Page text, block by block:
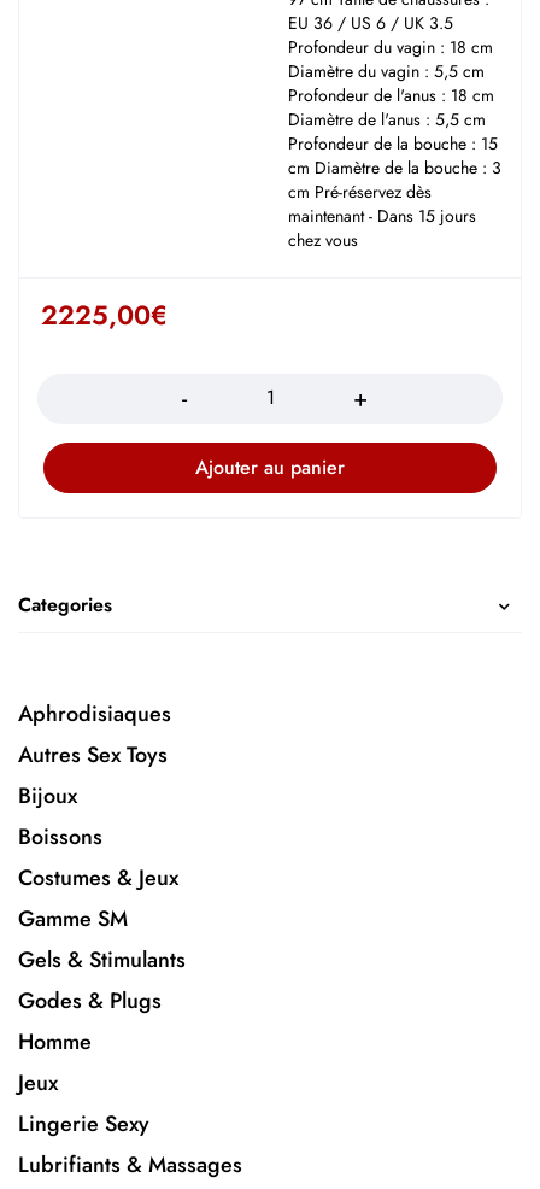
Categories
Aphrodisiaques
Autres Sex Toys
Bijoux
Boissons
Costumes & Jeux
Gamme SM
Gels & Stimulants
Godes & Plugs
Homme
Jeux
Lingerie Sexy
Lubrifiants & Massages
EU 36 / US 6 / UK 3.5
Profondeur du vagin : 18 cm
Diamètre du vagin : 5,5 cm
Profondeur de l'anus : 18 cm
Diamètre de l'anus : 5,5 cm
Profondeur de la bouche : 15
cm Diamètre de la bouche : 3
cm Pré-réservez dès
maintenant - Dans 15 jours
chez vous
2225,00€
Ajouter au panier